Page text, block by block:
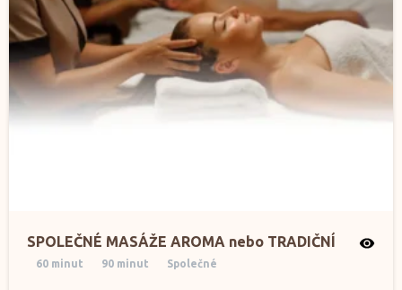
SPOLEČNÉ MASÁŽE AROMA nebo TRADIČNÍ
60 minut 90 minut Společné